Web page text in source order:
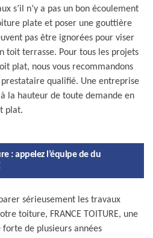
s’il n’y a pas un bon écoulement
plate et poser une gouttière
pas être ignorées pour viser
toit terrasse. Pour tous les projets
plat, nous vous recommandons
qualifié. Une entreprise
la hauteur de toute demande en
plat.
: appelez l’équipe de du
sérieusement les travaux
toiture, FRANCE TOITURE, une
de plusieurs années